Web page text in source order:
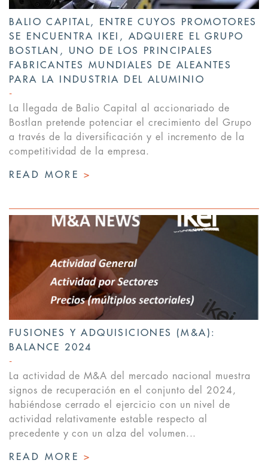
BALIO CAPITAL, ENTRE CUYOS PROMOTORES
SE ENCUENTRA IKEI, ADQUIERE EL GRUPO
BOSTLAN, UNO DE LOS PRINCIPALES
FABRICANTES MUNDIALES DE ALEANTES
PARA LA INDUSTRIA DEL ALUMINIO
La llegada de Balio Capital al accionariado de
Bostlan pretende potenciar el crecimiento del Grupo
a través de la diversificación y el incremento de la
competitividad de la empresa.
READ MORE >
FUSIONES Y ADQUISICIONES (M&A):
BALANCE 2024
La actividad de M&A del mercado nacional muestra
signos de recuperación en el conjunto del 2024,
habiéndose cerrado el ejercicio con un nivel de
actividad relativamente estable respecto al
precedente y con un alza del volumen...
READ MORE >